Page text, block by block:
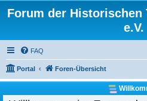
Forum der Historischen
e.V.
FAQ
Portal Foren-Übersicht